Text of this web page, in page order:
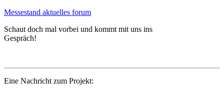
Messestand aktuelles forum
Schaut doch mal vorbei und kommt mit uns ins
Gespräch!
Eine Nachricht zum Projekt: